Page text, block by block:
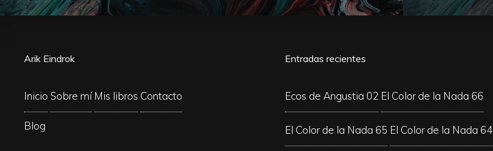
Arik Eindrok
Inicio Sobre mí Mis libros Contacto
Blog
Entradas recientes
Ecos de Angustia 02 El Color de la Nada 66
El Color de la Nada 65 El Color de la Nada 64